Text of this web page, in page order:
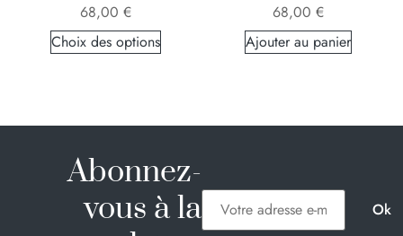
68,00 €
Choix des options
68,00 €
Ajouter au panier
Abonnez-
vous à la